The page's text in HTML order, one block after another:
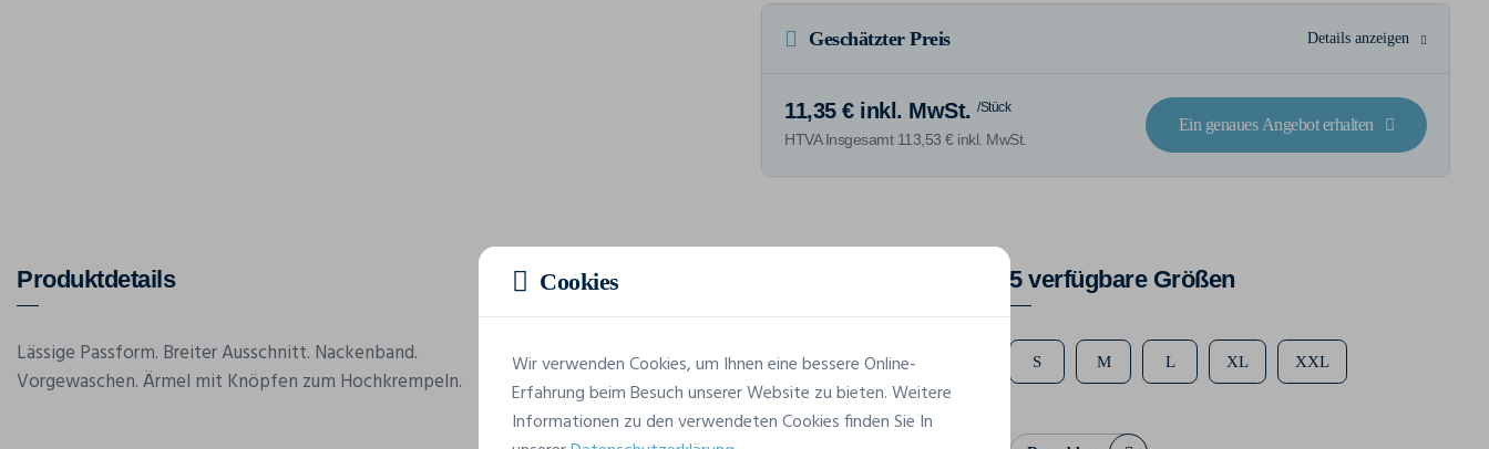
Geschätzter Preis Details anzeigen
11,35 € inkl. MwSt. /Stück
HTVA Insgesamt 113,53 € inkl. MwSt.
Ein genaues Angebot erhalten
Produktdetails
Lässige Passform. Breiter Ausschnitt. Nackenband.
Vorgewaschen. Ärmel mit Knöpfen zum Hochkrempeln.
Merkmale
Marke
Referenz
5063
5 verfügbare Größen
S M L XL XXL
Cookies
Wir verwenden Cookies, um Ihnen eine bessere Online-
Erfahrung beim Besuch unserer Website zu bieten. Weitere
Informationen zu den verwendeten Cookies finden Sie In